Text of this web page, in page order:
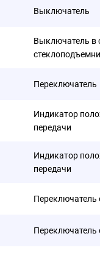
Выключатель
Выключатель в
Переключатель
Индикатор
передачи
Индикатор
передачи
Переключатель
Переключатель